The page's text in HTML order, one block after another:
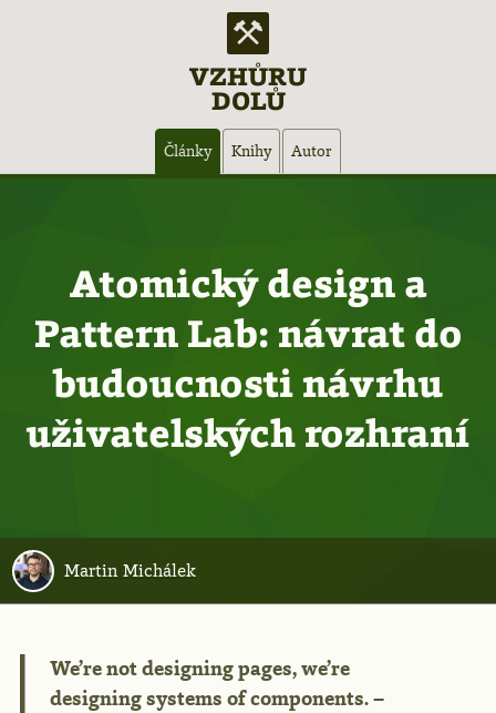
VZHŮRU
DOLŮ
Články Knihy Autor
Atomický design a
Pattern Lab: návrat do
budoucnosti návrhu
uživatelských rozhraní
Martin Michálek
We’re not designing pages, we’re
designing systems of components. –